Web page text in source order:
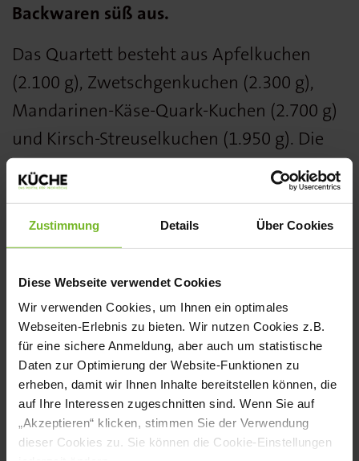
Zustimmung Details Über Cookies
Diese Webseite verwendet Cookies
Wir verwenden Cookies, um Ihnen ein optimales
Webseiten-Erlebnis zu bieten. Wir nutzen Cookies z.B.
für eine sichere Anmeldung, aber auch um statistische
Daten zur Optimierung der Website-Funktionen zu
erheben, damit wir Ihnen Inhalte bereitstellen können, die
auf Ihre Interessen zugeschnitten sind. Wenn Sie auf
„Akzeptieren“ klicken, stimmen Sie der Verwendung
dieser Cookies zu. Sie können die Cookie-Einstellungen
Backwaren süß aus.
Das Quartett besteht aus Apfelkuchen
(2.100 g), Zwetschgenkuchen (2.300 g),
Mandarinen-Käse-Quark-Kuchen (2.700 g)
und Kirsch-Streuselkuchen (1.950 g). Die
Kuchen kommen ungeschnitten und im
praktischen Plattenmaß (29 x 29 cm)
daher. So können sie je nach
Einsatzbereich, Anlass und Kalkulation frei
portioniert werden. Außerdem bleiben sie
lange frisch und die Früchte saften
weniger stark aus. Weitere Vorteile: gute
Haltbarkeit und Standzeit.
Weitere Informationen finden Sie hier.